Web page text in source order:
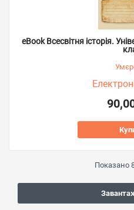
eBook Всесвітня історія.
Показано